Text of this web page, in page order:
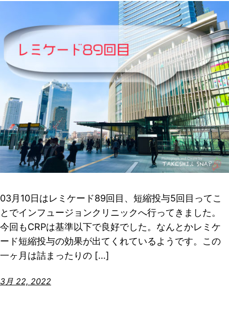
03月10日はレミケード89回目、短縮投与5回目ってこ
とでインフュージョンクリニックへ行ってきました。
今回もCRPは基準以下で良好でした。なんとかレミケ
ード短縮投与の効果が出てくれているようです。この
一ヶ月は詰まったりの […]
3月 22, 2022